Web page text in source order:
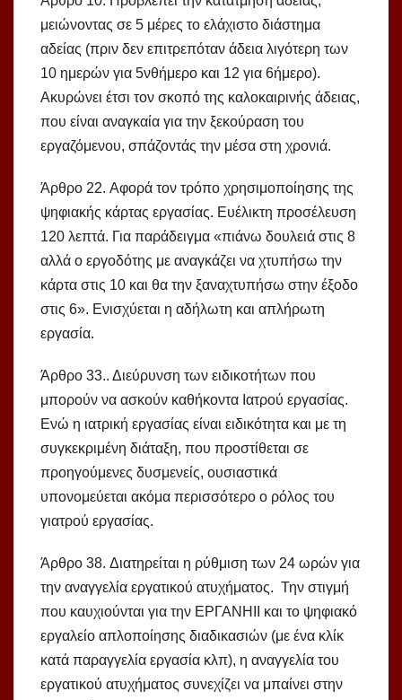
μειώνοντας σε 5 μέρες το ελάχιστο διάστημα
αδείας (πριν δεν επιτρεπόταν άδεια λιγότερη των
10 ημερών για 5νθήμερο και 12 για 6ήμερο).
Ακυρώνει έτσι τον σκοπό της καλοκαιρινής άδειας,
που είναι αναγκαία για την ξεκούραση του
εργαζόμενου, σπάζοντάς την μέσα στη χρονιά.
Άρθρο 22. Αφορά τον τρόπο χρησιμοποίησης της
ψηφιακής κάρτας εργασίας. Ευέλικτη προσέλευση
120 λεπτά. Για παράδειγμα «πιάνω δουλειά στις 8
αλλά ο εργοδότης με αναγκάζει να χτυπήσω την
κάρτα στις 10 και θα την ξαναχτυπήσω στην έξοδο
στις 6». Ενισχύεται η αδήλωτη και απλήρωτη
εργασία.
Άρθρο 33.. Διεύρυνση των ειδικοτήτων που
μπορούν να ασκούν καθήκοντα Ιατρού εργασίας.
Ενώ η ιατρική εργασίας είναι ειδικότητα και με τη
συγκεκριμένη διάταξη, που προστίθεται σε
προηγούμενες δυσμενείς, ουσιαστικά
υπονομεύεται ακόμα περισσότερο ο ρόλος του
γιατρού εργασίας.
Άρθρο 38. Διατηρείται η ρύθμιση των 24 ωρών για
την αναγγελία εργατικού ατυχήματος. Την στιγμή
που καυχιούνται για την ΕΡΓΑΝΗΙΙ και το ψηφιακό
εργαλείο απλοποίησης διαδικασιών (με ένα κλίκ
κατά παραγγελία εργασία κλπ), η αναγγελία του
εργατικού ατυχήματος συνεχίζει να μπαίνει στην